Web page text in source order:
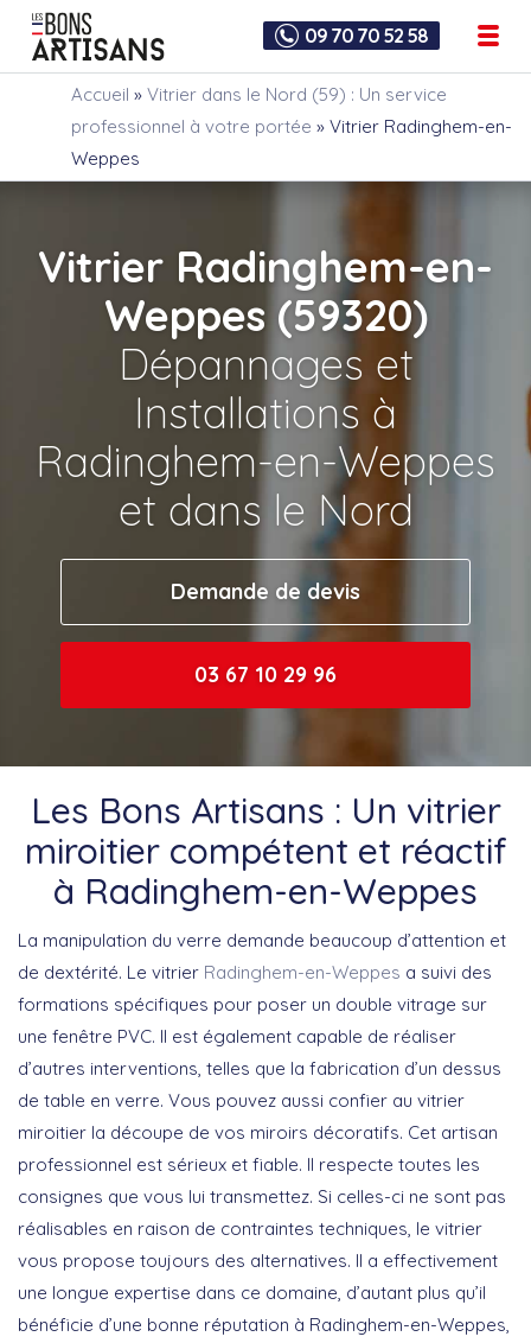
09 70 70 52 58
Accueil » Vitrier dans le Nord (59) : Un service
professionnel à votre portée » Vitrier Radinghem-en-
Weppes
Vitrier Radinghem-en-
Weppes (59320)
Dépannages et
Installations à
Radinghem-en-Weppes
et dans le Nord
Demande de devis
03 67 10 29 96
Les Bons Artisans : Un vitrier
miroitier compétent et réactif
à Radinghem-en-Weppes
La manipulation du verre demande beaucoup d’attention et
de dextérité. Le vitrier Radinghem-en-Weppes a suivi des
formations spécifiques pour poser un double vitrage sur
une fenêtre PVC. Il est également capable de réaliser
d’autres interventions, telles que la fabrication d’un dessus
de table en verre. Vous pouvez aussi confier au vitrier
miroitier la découpe de vos miroirs décoratifs. Cet artisan
professionnel est sérieux et fiable. Il respecte toutes les
consignes que vous lui transmettez. Si celles-ci ne sont pas
réalisables en raison de contraintes techniques, le vitrier
vous propose toujours des alternatives. Il a effectivement
une longue expertise dans ce domaine, d’autant plus qu’il
bénéficie d’une bonne réputation à Radinghem-en-Weppes,